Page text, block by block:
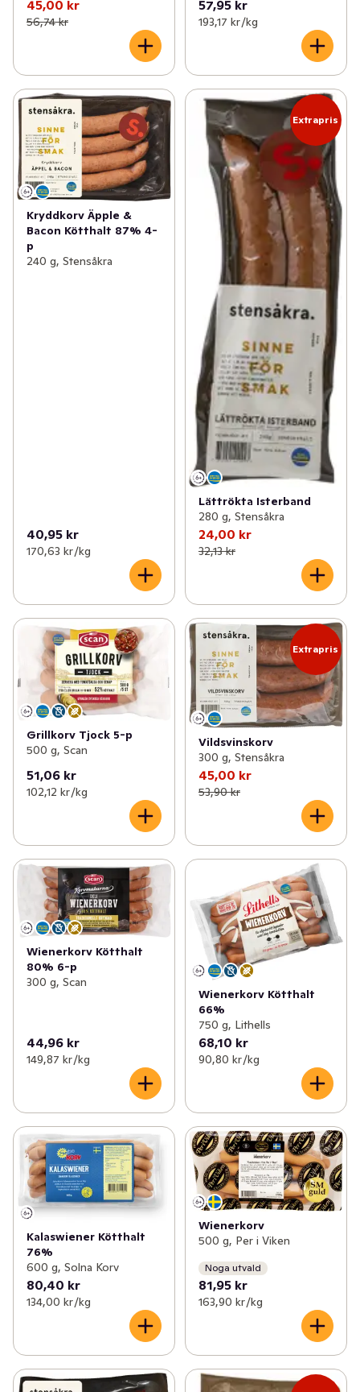
45,00 kr
56,74 kr
57,95 kr
193,17 kr /kg
Kryddkorv Äpple &
Bacon Kötthalt 87% 4-
p
240 g, Stensåkra
40,95 kr
170,63 kr /kg
Extrapris
Lättrökta Isterband
280 g, Stensåkra
24,00 kr
32,13 kr
Grillkorv Tjock 5-p
500 g, Scan
51,06 kr
102,12 kr /kg
Extrapris
Vildsvinskorv
300 g, Stensåkra
45,00 kr
53,90 kr
Wienerkorv Kötthalt
80% 6-p
300 g, Scan
44,96 kr
149,87 kr /kg
Wienerkorv Kötthalt
66%
750 g, Lithells
68,10 kr
90,80 kr /kg
Kalaswiener Kötthalt
76%
600 g, Solna Korv
80,40 kr
134,00 kr /kg
Wienerkorv
500 g, Per i Viken
Noga utvald
81,95 kr
163,90 kr /kg